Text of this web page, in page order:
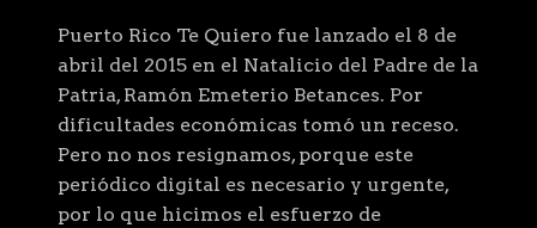
Puerto Rico Te Quiero fue lanzado el 8 de
abril del 2015 en el Natalicio del Padre de la
Patria, Ramón Emeterio Betances. Por
dificultades económicas tomó un receso.
Pero no nos resignamos, porque este
periódico digital es necesario y urgente,
por lo que hicimos el esfuerzo de